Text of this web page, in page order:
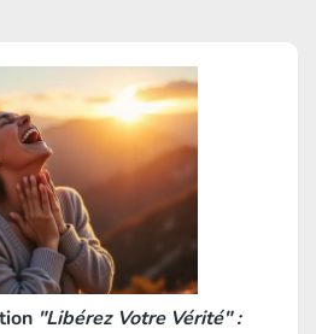
"Libérez Votre Vérité" :